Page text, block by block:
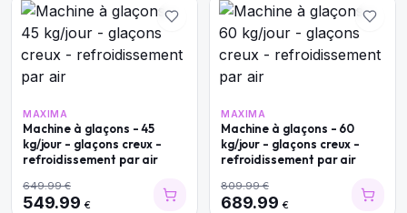
MAXIMA
Machine à glaçons - 45
kg/jour - glaçons creux -
refroidissement par air
649.99€
549.99 €
MAXIMA
Machine à glaçons - 60
kg/jour - glaçons creux -
refroidissement par air
809.99€
689.99 €